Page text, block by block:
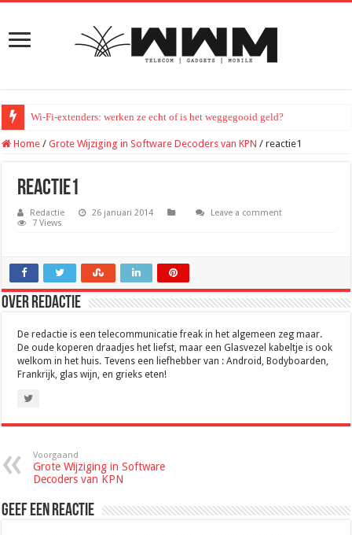
Wi-Fi-extenders: werken ze echt of is het weggegooid geld?
Home / Grote Wijziging in Software Decoders van KPN / reactie1
reactie1
Redactie 26 januari 2014
Leave a comment
7 Views
Over Redactie
De redactie is een telecommunicatie freak in het algemeen zeg maar.
De oude koperen draadjes het liefst, maar een Glasvezel kabeltje is ook
welkom in het huis. Tevens een liefhebber van : Android, Bodyboarden,
Frankrijk, glas wijn, en grieks eten!
Voorgaand
Grote Wijziging in Software
Decoders van KPN
Geef een reactie